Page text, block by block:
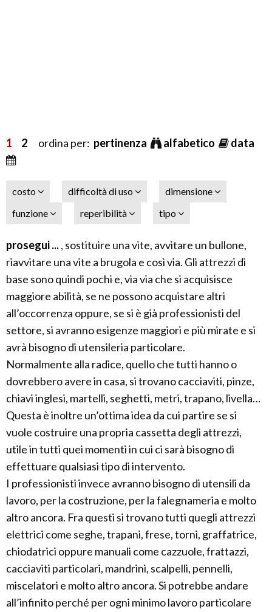
1 2 ordina per: pertinenza alfabetico data
costo difficoltà di uso
dimensione
funzione
reperibilità tipo
prosegui ..., sostituire una vite, avvitare un bullone,
riavvitare una vite a brugola e così via. Gli attrezzi di
base sono quindi pochi e, via via che si acquisisce
maggiore abilità, se ne possono acquistare altri
all’occorrenza oppure, se si è già professionisti del
settore, si avranno esigenze maggiori e più mirate e si
avrà bisogno di utensileria particolare.
Normalmente alla radice, quello che tutti hanno o
dovrebbero avere in casa, si trovano cacciaviti, pinze,
chiavi inglesi, martelli, seghetti, metri, trapano, livella…
Questa è inoltre un’ottima idea da cui partire se si
vuole costruire una propria cassetta degli attrezzi,
utile in tutti quei momenti in cui ci sarà bisogno di
effettuare qualsiasi tipo di intervento.
I professionisti invece avranno bisogno di utensili da
lavoro, per la costruzione, per la falegnameria e molto
altro ancora. Fra questi si trovano tutti quegli attrezzi
elettrici come seghe, trapani, frese, torni, graffatrice,
chiodatrici oppure manuali come cazzuole, frattazzi,
cacciaviti particolari, mandrini, scalpelli, pennelli,
miscelatori e molto altro ancora. Si potrebbe andare
all’infinito perché per ogni minimo lavoro particolare